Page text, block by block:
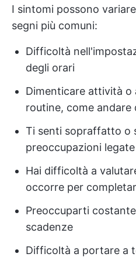
I sintomi possono
segni più comuni:
Difficoltà
degli orari
Dimenticare attività o
routine, come andare
Ti senti sopraffatto o
preoccupazioni
Hai difficoltà a
occorre per
Preoccuparti
scadenze
Difficoltà a portare a